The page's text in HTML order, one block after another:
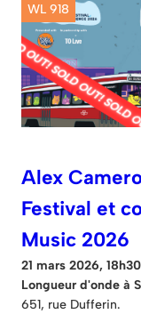
WL 918
Alex
Festival et
Music 2026
21 mars 2026, 18h30
Longueur d'onde à
651, rue Dufferin.